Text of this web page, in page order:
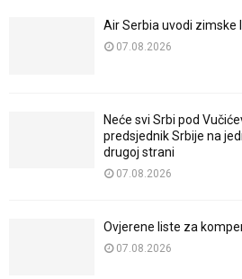
Air Serbia uvodi zimske
07.08.2026
Neće svi Srbi pod
predsjednik Srbije na
drugoj strani
07.08.2026
Ovjerene liste za
07.08.2026